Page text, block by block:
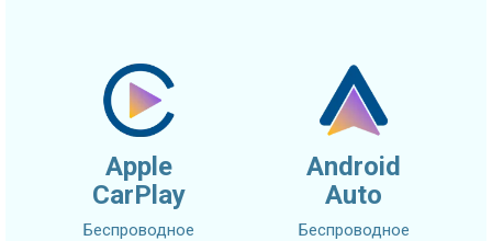
Apple
CarPlay
Беспроводное
Android
Auto
Беспроводное